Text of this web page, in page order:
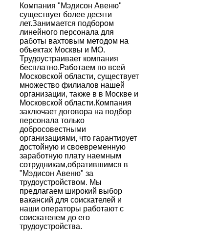
Компания "Мэдисон Авеню"
существует более десяти
лет.Занимается подбором
линейного персонала для
работы вахтовым методом на
объектах Москвы и МО.
Трудоустраивает компания
бесплатно.Работаем по всей
Московской области, существует
множество филиалов нашей
организации, также в в Москве и
Московской области.Компания
заключает договора на подбор
персонала только
добросовестными
организациями, что гарантирует
достойную и своевременную
заработную плату наемным
сотрудникам,обратившимся в
"Мэдисон Авеню" за
трудоустройством. Мы
предлагаем широкий выбор
вакансий для соискателей и
наши операторы работают с
соискателем до его
трудоустройства.